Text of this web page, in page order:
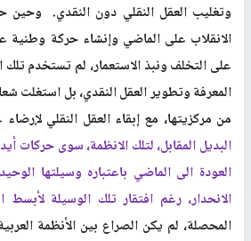
وتغليب العقل النقلي دون النقدي. وحين
الانقلاب على الماضي وإنشاء حركة وطنية
على التخلف ونبذ الاستعمار، لم تستخدم
المعرفة وتطوير العقل النقدي، بل استغلت
من مركزيتها، مع إبقاء العقل النقلي
البديل المقابل، لتلك الانظمة، سوى
العودة الى الماضي باعتباره وسيلتها
الانحدار، رغم افتقار تلك الوسيلة
المحصلة، لم يكن الصراع بين الأنظمة